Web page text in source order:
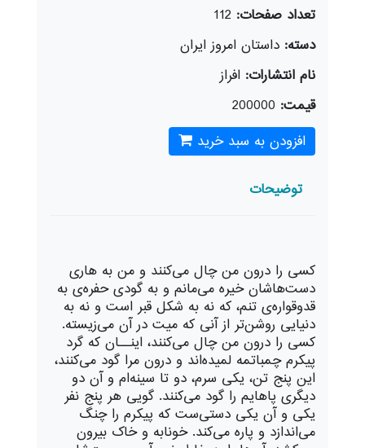
تعداد صفحات: 112
دسته: داستان امروز ایران
نام انتشارات: افراز
قیمت: 200000
افزودن به سبد خرید
توضیحات
کسی را درون من چال می‌کنند و من به هاری
دست‌هاشان خیره می‌مانم و به گودی حفره‌ی به
قدوقواره‌ی تنم، که نه به شکل قبر است و نه به
دنیایی روشن‌تر از آنی که میت در آن می‌زیسته.
کسی را درون من چال می‌کنند، اینــان که گرد
پیکرم چمباتمه لمیده‌اند و درون مرا گود می‌کنند،
این پنج تن، یکی سرم، دو تا سینه‌ام و آن دو
دیگری پاهایم را گود می‌کنند. گویی هر پنج نفر
یکی و آن یکی دستی‌ست که پیکرم را چنگ
می‌اندازد و پاره می‌کند. خونابه و خاک بیرون